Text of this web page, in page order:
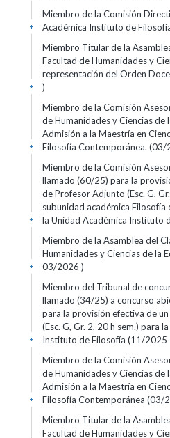
Miembro de la Comisión
Académica Instituto de
+
Miembro Titular de la
Facultad de Humanidades y
representación del Orden
)
+
Miembro de la Comisión
de Humanidades y Ciencias de
Admisión a la Maestría en
Filosofía Contemporánea.
+
Miembro de la Comisión
llamado (60/25) para la
de Profesor Adjunto (Esc. G,
subunidad académica Filosofía
la Unidad Académica Instituto
+
Miembro de la Asamblea del
Humanidades y Ciencias de la
03/2026 )
+
Miembro del Tribunal de
llamado (34/25) a concurso
para la provisión efectiva de
(Esc. G, Gr. 2, 20 h sem.) para
Instituto de Filosofía (11/
+
Miembro de la Comisión
de Humanidades y Ciencias de
Admisión a la Maestría en
Filosofía Contemporánea (03/
+
Miembro Titular de la
Facultad de Humanidades y